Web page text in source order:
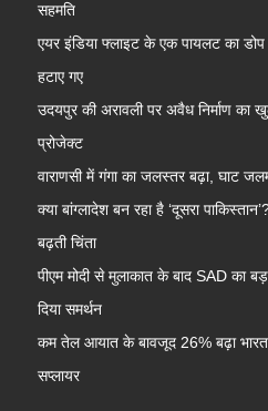
सहमति
एयर इंडिया फ्लाइट के एक पायलट का डोप
हटाए गए
उदयपुर की अरावली पर अवैध निर्माण का
प्रोजेक्ट
वाराणसी में गंगा का जलस्तर बढ़ा, घाट
क्या बांग्लादेश बन रहा है ‘दूसरा
बढ़ती चिंता
पीएम मोदी से मुलाकात के बाद SAD का
दिया समर्थन
कम तेल आयात के बावजूद 26% बढ़ा
सप्लायर